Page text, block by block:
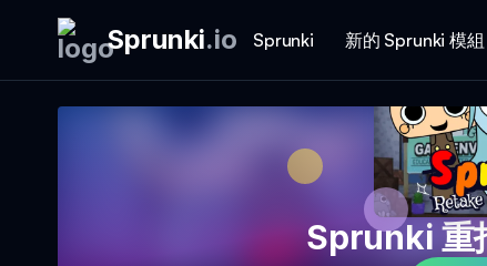
Sprunki.io Sprunki 新的 Sprunki 模組
Sprunki 重